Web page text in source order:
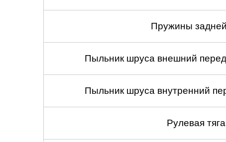
Пружины
Пыльник шруса внешний
Пыльник шруса внутренний
Рулевая